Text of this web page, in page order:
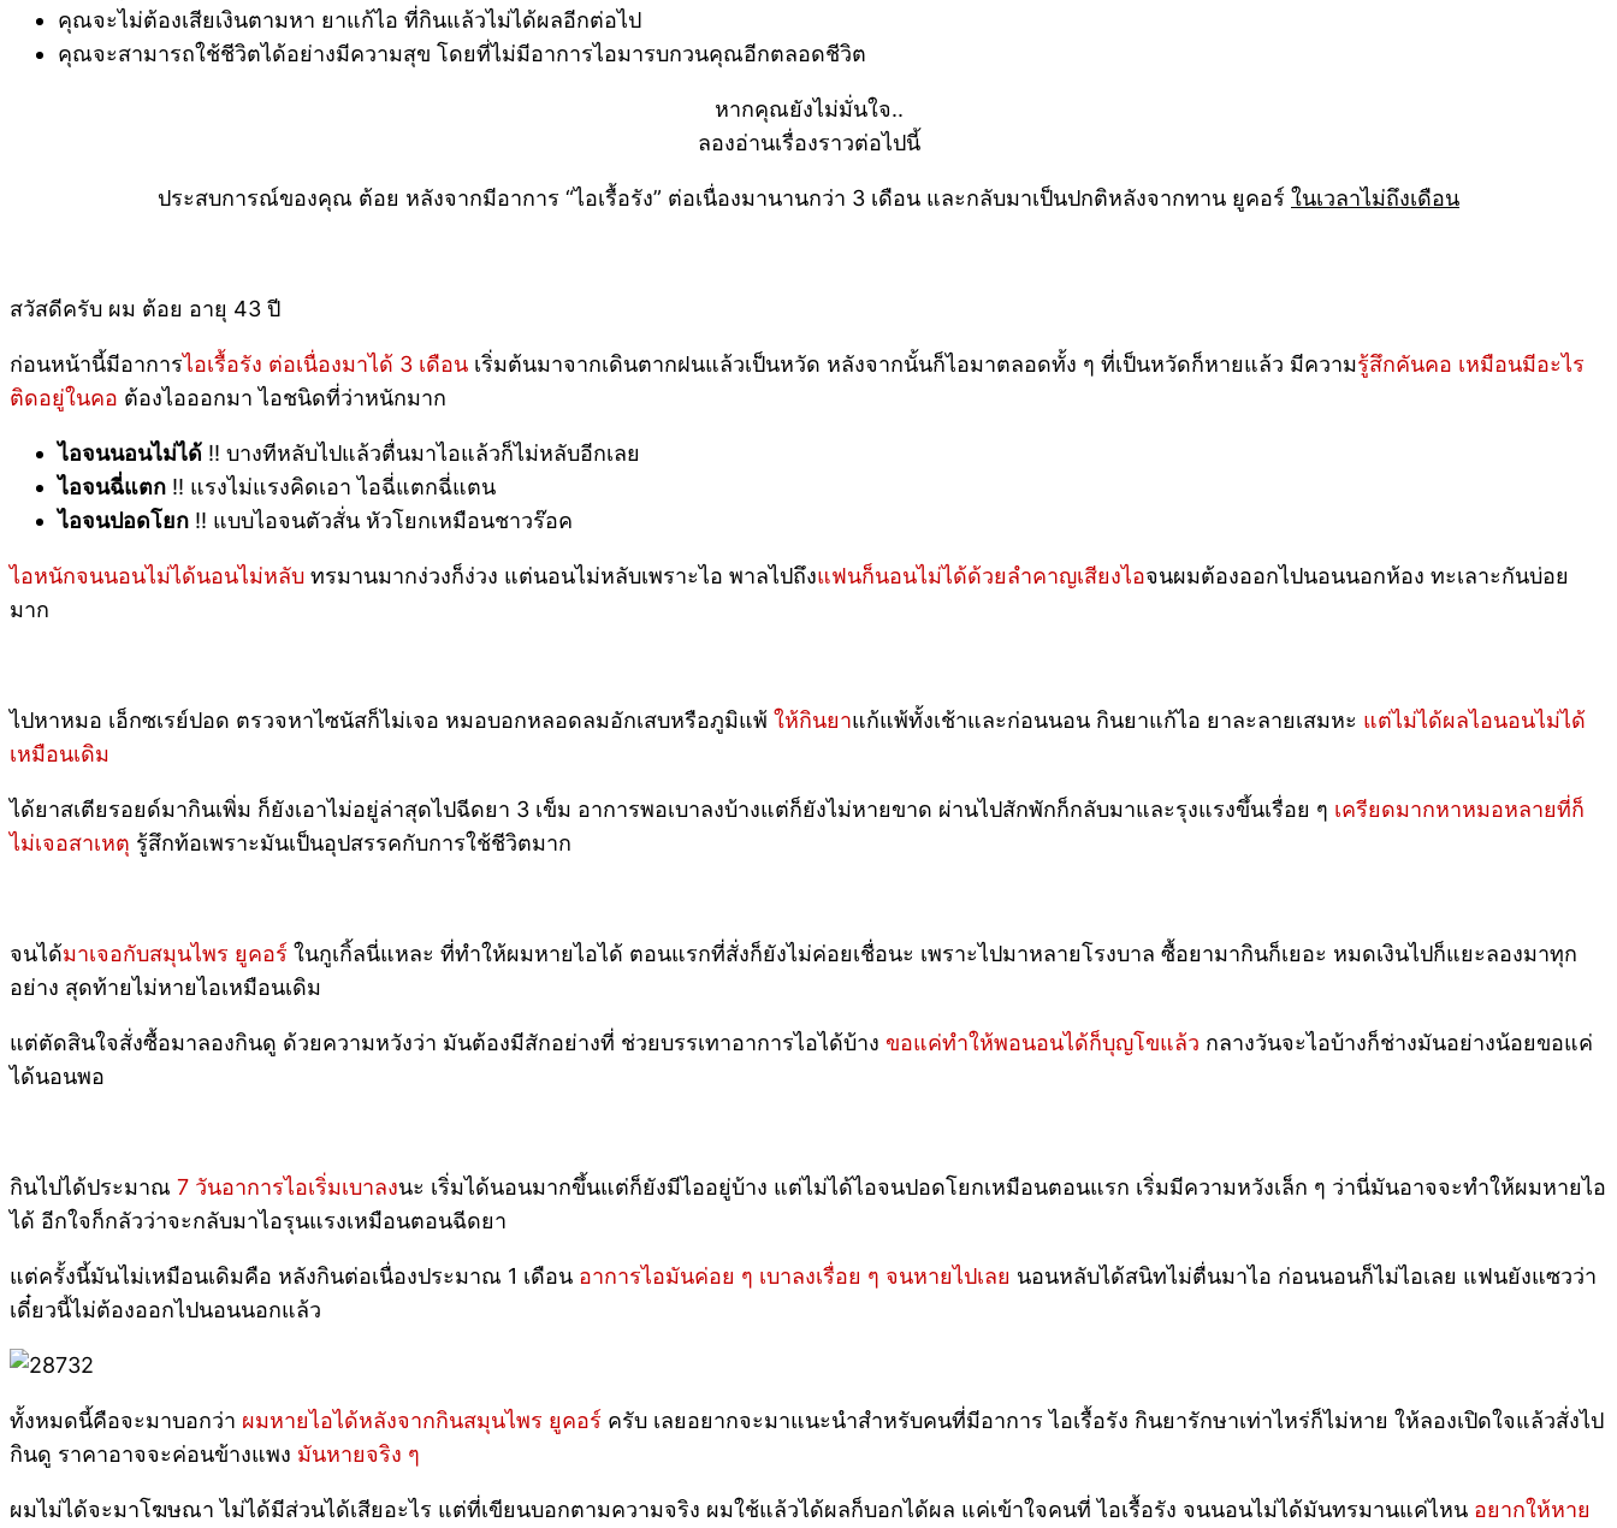
คุณจะไม่ต้องเสียเงินตามหา ยาแก้ไอ ที่กินแล้วไม่ได้ผลอีกต่อไป
คุณจะสามารถใช้ชีวิตได้อย่างมีความสุข โดยที่ไม่มีอาการไอมารบกวนคุณอีกตลอดชีวิต
หากคุณยังไม่มั่นใจ..
ลองอ่านเรื่องราวต่อไปนี้
ประสบการณ์ของคุณ ต้อย หลังจากมีอาการ “ไอเรื้อรัง” ต่อเนื่องมานานกว่า 3 เดือน และกลับมาเป็นปกติหลังจากทาน ยูคอร์ ในเวลาไม่ถึงเดือน
สวัสดีครับ ผม ต้อย อายุ 43 ปี
ก่อนหน้านี้มีอาการไอเรื้อรัง ต่อเนื่องมาได้ 3 เดือน เริ่มต้นมาจากเดินตากฝนแล้วเป็นหวัด หลังจากนั้นก็ไอมาตลอดทั้ง ๆ ที่เป็นหวัดก็หายแล้ว มีความรู้สึกคันคอ เหมือนมีอะไร
ติดอยู่ในคอ ต้องไอออกมา ไอชนิดที่ว่าหนักมาก
ไอจนนอนไม่ได้ !! บางทีหลับไปแล้วตื่นมาไอแล้วก็ไม่หลับอีกเลย
ไอจนฉี่แตก !! แรงไม่แรงคิดเอา ไอฉี่แตกฉี่แตน
ไอจนปอดโยก !! แบบไอจนตัวสั่น หัวโยกเหมือนชาวร๊อค
ไอหนักจนนอนไม่ได้นอนไม่หลับ ทรมานมากง่วงก็ง่วง แต่นอนไม่หลับเพราะไอ พาลไปถึงแฟนก็นอนไม่ได้ด้วยลำคาญเสียงไอจนผมต้องออกไปนอนนอกห้อง ทะเลาะกันบ่อย
มาก
ไปหาหมอ เอ็กซเรย์ปอด ตรวจหาไซนัสก็ไม่เจอ หมอบอกหลอดลมอักเสบหรือภูมิแพ้ ให้กินยาแก้แพ้ทั้งเช้าและก่อนนอน กินยาแก้ไอ ยาละลายเสมหะ แต่ไม่ได้ผลไอนอนไม่ได้
เหมือนเดิม
ได้ยาสเตียรอยด์มากินเพิ่ม ก็ยังเอาไม่อยู่ล่าสุดไปฉีดยา 3 เข็ม อาการพอเบาลงบ้างแต่ก็ยังไม่หายขาด ผ่านไปสักพักก็กลับมาและรุงแรงขึ้นเรื่อย ๆ เครียดมากหาหมอหลายที่ก็
ไม่เจอสาเหตุ รู้สึกท้อเพราะมันเป็นอุปสรรคกับการใช้ชีวิตมาก
จนได้มาเจอกับสมุนไพร ยูคอร์ ในกูเกิ้ลนี่แหละ ที่ทำให้ผมหายไอได้ ตอนแรกที่สั่งก็ยังไม่ค่อยเชื่อนะ เพราะไปมาหลายโรงบาล ซื้อยามากินก็เยอะ หมดเงินไปก็แยะลองมาทุก
อย่าง สุดท้ายไม่หายไอเหมือนเดิม
แต่ตัดสินใจสั่งซื้อมาลองกินดู ด้วยความหวังว่า มันต้องมีสักอย่างที่ ช่วยบรรเทาอาการไอได้บ้าง ขอแค่ทำให้พอนอนได้ก็บุญโขแล้ว กลางวันจะไอบ้างก็ช่างมันอย่างน้อยขอแค่
ได้นอนพอ
กินไปได้ประมาณ 7 วันอาการไอเริ่มเบาลงนะ เริ่มได้นอนมากขึ้นแต่ก็ยังมีไออยู่บ้าง แต่ไม่ได้ไอจนปอดโยกเหมือนตอนแรก เริ่มมีความหวังเล็ก ๆ ว่านี่มันอาจจะทำให้ผมหายไอ
ได้ อีกใจก็กลัวว่าจะกลับมาไอรุนแรงเหมือนตอนฉีดยา
แต่ครั้งนี้มันไม่เหมือนเดิมคือ หลังกินต่อเนื่องประมาณ 1 เดือน อาการไอมันค่อย ๆ เบาลงเรื่อย ๆ จนหายไปเลย นอนหลับได้สนิทไม่ตื่นมาไอ ก่อนนอนก็ไม่ไอเลย แฟนยังแซวว่า
เดี๋ยวนี้ไม่ต้องออกไปนอนนอกแล้ว
ทั้งหมดนี้คือจะมาบอกว่า ผมหายไอได้หลังจากกินสมุนไพร ยูคอร์ ครับ เลยอยากจะมาแนะนำสำหรับคนที่มีอาการ ไอเรื้อรัง กินยารักษาเท่าไหร่ก็ไม่หาย ให้ลองเปิดใจแล้วสั่งไป
กินดู ราคาอาจจะค่อนข้างแพง มันหายจริง ๆ
ผมไม่ได้จะมาโฆษณา ไม่ได้มีส่วนได้เสียอะไร แต่ที่เขียนบอกตามความจริง ผมใช้แล้วได้ผลก็บอกได้ผล แค่เข้าใจคนที่ ไอเรื้อรัง จนนอนไม่ได้มันทรมานแค่ไหน อยากให้หาย